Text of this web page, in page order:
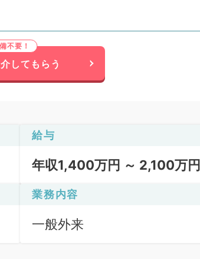
してもらう
給与
年収1,400万円 ～ 2,100万円
業務内容
一般外来